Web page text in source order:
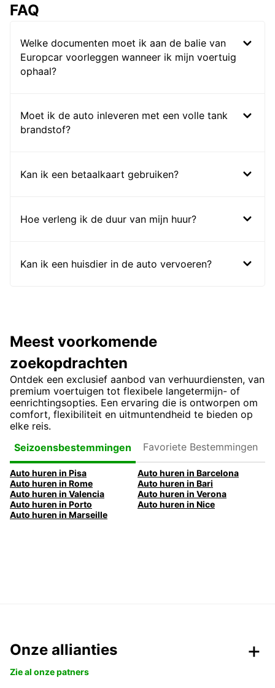
FAQ
Welke documenten moet ik aan de balie van
Europcar voorleggen wanneer ik mijn voertuig
ophaal?
Moet ik de auto inleveren met een volle tank
brandstof?
Kan ik een betaalkaart gebruiken?
Hoe verleng ik de duur van mijn huur?
Kan ik een huisdier in de auto vervoeren?
Meest voorkomende
zoekopdrachten
Ontdek een exclusief aanbod van verhuurdiensten, van
premium voertuigen tot flexibele langetermijn- of
eenrichtingsopties. Een ervaring die is ontworpen om
comfort, flexibiliteit en uitmuntendheid te bieden op
elke reis.
Seizoensbestemmingen
Bestemmingen
Auto huren in Pisa
Auto huren in Barcelona
Auto huren in Rome
Auto huren in Bari
Auto huren in Valencia
Auto huren in Verona
Auto huren in Porto
Auto huren in Nice
Auto huren in Marseille
Onze allianties
Zie al onze patners